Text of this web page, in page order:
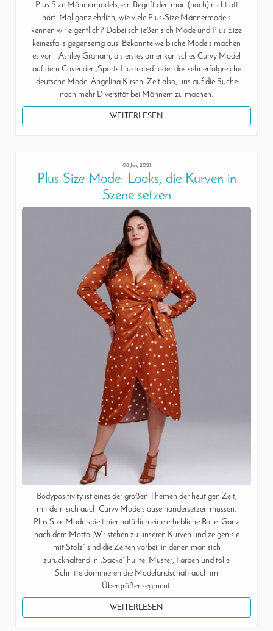
Plus Size Männermodels, ein Begriff den man (noch) nicht oft
hört. Mal ganz ehrlich, wie viele Plus-Size Männermodels
kennen wir eigentlich? Dabei schließen sich Mode und Plus Size
keinesfalls gegenseitig aus. Bekannte weibliche Models machen
es vor – Ashley Graham, als erstes amerikanisches Curvy Model
auf dem Cover der „Sports Illustrated“ oder das sehr erfolgreiche
deutsche Model Angelina Kirsch. Zeit also, uns auf die Suche
nach mehr Diversität bei Männern zu machen.
WEITERLESEN
08 Jun, 2021
Plus Size Mode: Looks, die Kurven in
Szene setzen
Bodypositivity ist eines der großen Themen der heutigen Zeit,
mit dem sich auch Curvy Models auseinandersetzen müssen.
Plus Size Mode spielt hier natürlich eine erhebliche Rolle. Ganz
nach dem Motto „Wir stehen zu unseren Kurven und zeigen sie
mit Stolz“ sind die Zeiten vorbei, in denen man sich
zurückhaltend in „Säcke“ hüllte. Muster, Farben und tolle
Schnitte dominieren die Modelandschaft auch im
Übergrößensegment.
WEITERLESEN